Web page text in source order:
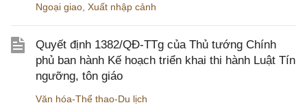
Ngoại giao Xuất nhập cảnh
Quyết định 1382/QĐ-TTg của Thủ tướng Chính
phủ ban hành Kế hoạch triển khai thi hành Luật Tín
ngưỡng, tôn giáo
Văn hóa-Thể thao-Du lịch